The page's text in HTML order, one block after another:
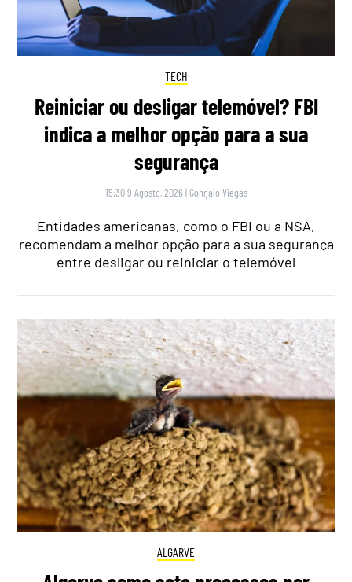
TECH
Reiniciar ou desligar telemóvel? FBI
indica a melhor opção para a sua
segurança
15:30 9 Agosto, 2026 | Gonçalo Viegas
Entidades americanas, como o FBI ou a NSA,
recomendam a melhor opção para a sua segurança
entre desligar ou reiniciar o telemóvel
ALGARVE